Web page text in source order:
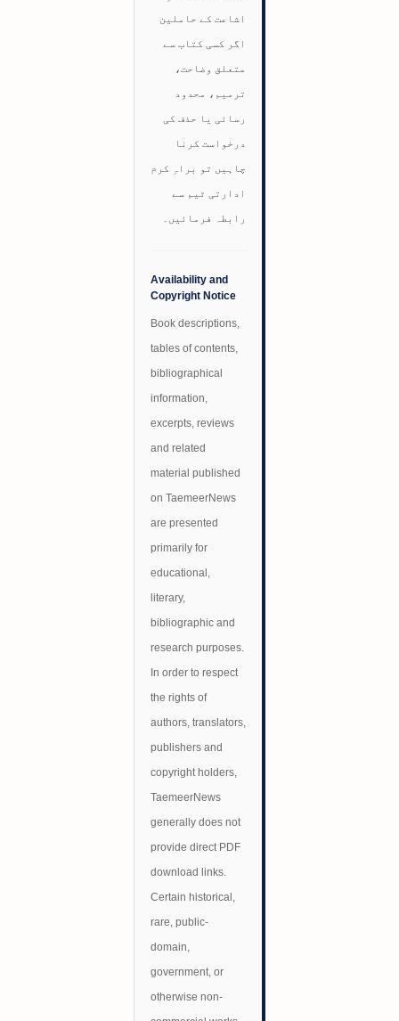
اشاعت کے حاملین
اگر کسی کتاب سے
متعلق وضاحت،
ترمیم، محدود
رسائی یا حذف کی
درخواست کرنا
چاہیں تو براہِ کرم
ادارتی ٹیم سے
رابطہ فرمائیں۔
Availability and
Copyright Notice
Book descriptions,
tables of contents,
bibliographical
information,
excerpts, reviews
and related
material published
on TaemeerNews
are presented
primarily for
educational,
literary,
bibliographic and
research purposes.
In order to respect
the rights of
authors, translators,
publishers and
copyright holders,
TaemeerNews
generally does not
provide direct PDF
download links.
Certain historical,
rare, public-
domain,
government, or
otherwise non-